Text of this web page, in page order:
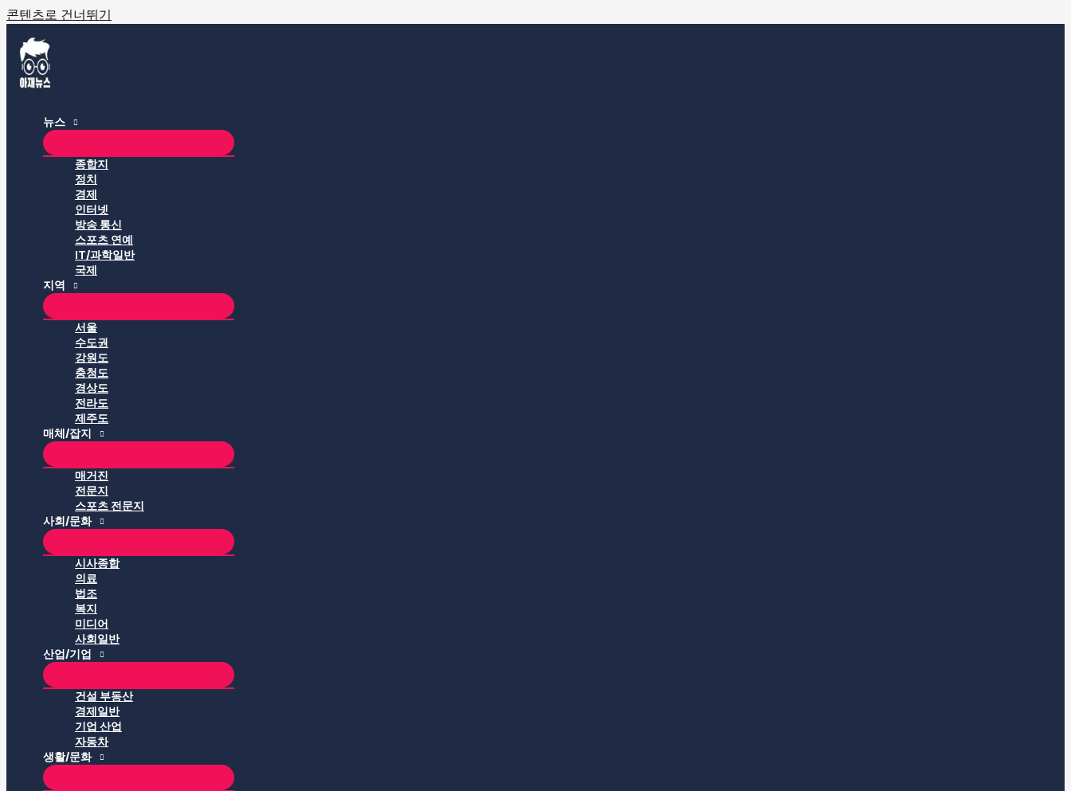
콘텐츠로 건너뛰기
뉴스
종합지
정치
경제
인터넷
방송 통신
스포츠 연예
IT/과학일반
국제
지역
서울
수도권
강원도
충청도
경상도
전라도
제주도
매체/잡지
매거진
전문지
스포츠 전문지
사회/문화
시사종합
의료
법조
복지
미디어
사회일반
산업/기업
건설 부동산
경제일반
기업 산업
자동차
생활/문화